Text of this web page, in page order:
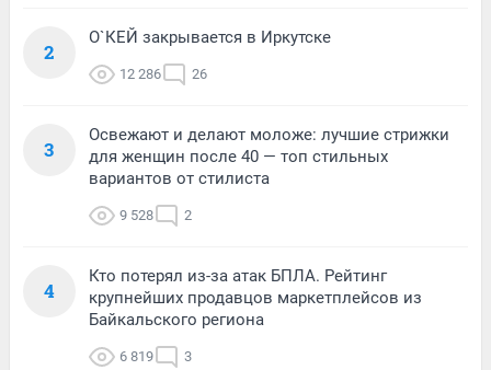
2
О`КЕЙ закрывается в Иркутске
12 286 26
3
Освежают и делают моложе: лучшие стрижки
для женщин после 40 — топ стильных
вариантов от стилиста
9 528 2
4
Кто потерял из-за атак БПЛА. Рейтинг
крупнейших продавцов маркетплейсов из
Байкальского региона
6 819 3